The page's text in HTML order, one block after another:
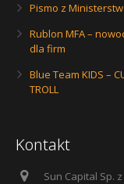
Pismo z
Rublon MFA –
dla firm
Blue Team KIDS –
TROLL
Kontakt
Sun Capital Sp.